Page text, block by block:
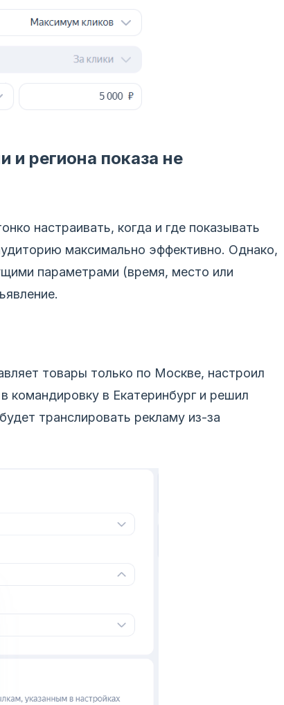
и региона показа не
настраивать, когда и где показывать
максимально эффективно. Однако,
параметрами (время, место или
товары только по Москве, настроил
командировку в Екатеринбург и решил
транслировать рекламу из-за